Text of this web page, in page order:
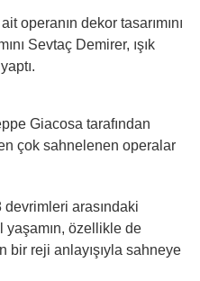
operanın dekor tasarımını
Sevtaç Demirer, ışık
Giacosa tarafından
çok sahnelenen operalar
devrimleri arasındaki
özellikle de
bir reji anlayışıyla sahneye